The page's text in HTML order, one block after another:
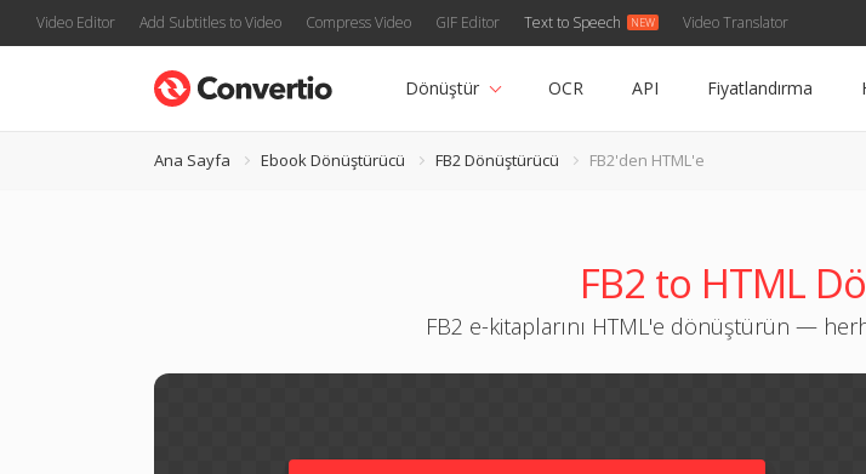
Video Editor Add Subtitles to Video Compress Video GIF Editor Text to Speech Video Translator
Dönüştür OCR API Fiyatlandırma
Ana Sayfa Ebook Dönüştürücü FB2 Dönüştürücü FB2'den HTML'e
FB2 to HTML
FB2 e-kitaplarını HTML'e dönüştürün —